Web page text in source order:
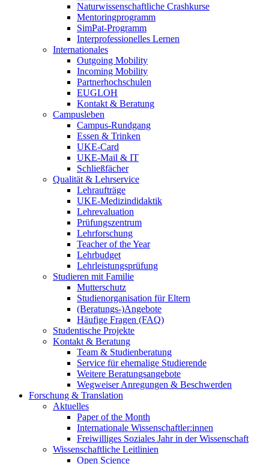
Naturwissenschaftliche Crashkurse
Mentoringprogramm
SimPat-Programm
Interprofessionelles Lernen
Internationales
Outgoing Mobility
Incoming Mobility
Partnerhochschulen
EUGLOH
Kontakt & Beratung
Campusleben
Campus-Rundgang
Essen & Trinken
UKE-Card
UKE-Mail & IT
Schließfächer
Qualität & Lehrservice
Lehraufträge
UKE-Medizindidaktik
Lehrevaluation
Prüfungszentrum
Lehrforschung
Teacher of the Year
Lehrbudget
Lehrleistungsprüfung
Studieren mit Familie
Mutterschutz
Studienorganisation für Eltern
(Beratungs-)Angebote
Häufige Fragen (FAQ)
Studentische Projekte
Kontakt & Beratung
Team & Studienberatung
Service für ehemalige Studierende
Weitere Beratungsangebote
Wegweiser Anregungen & Beschwerden
Forschung & Translation
Aktuelles
Paper of the Month
Internationale Wissenschaftler:innen
Freiwilliges Soziales Jahr in der Wissenschaft
Wissenschaftliche Leitlinien
Open Science